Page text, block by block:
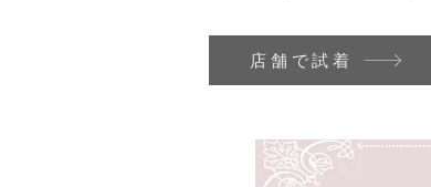
店舗で試着